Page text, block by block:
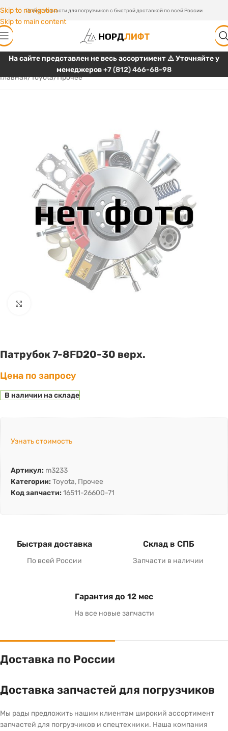
Skip to navigation
Skip to main content
Любые запчасти для погрузчиков с быстрой доставкой по всей России
На сайте представлен не весь ассортимент ⚠️ Уточняйте у
менеджеров+7 (812) 466-68-98
Главная/Toyota/Прочее
Патрубок 7-8FD20-30 верх.
Цена по запросу
В наличии на складе
Узнать стоимость
Артикул: m3233
Категории: Toyota, Прочее
Код запчасти: 16511-26600-71
Быстрая доставка
По всей России
Склад в СПБ
Запчасти в наличии
Гарантия до 12 мес
На все новые запчасти
Доставка по России
Доставка запчастей для погрузчиков
Мы рады предложить нашим клиентам широкий ассортимент
запчастей для погрузчиков и спецтехники. Наша компания